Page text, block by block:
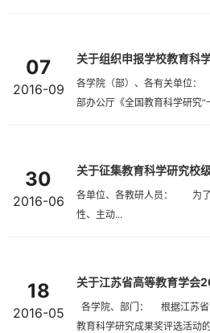
07
2016-09
各学院（部）、各有关单位： 为加强教育科学研究，依据教育
部办公厅《全国教育科学研究“
30
2016-06
关于征集教育科学研究校
各单位、各教研人员： 为了进一步调动广大教研人员的积极
性、主动...
18
2016-05
教育科学研究成果奖评选活动